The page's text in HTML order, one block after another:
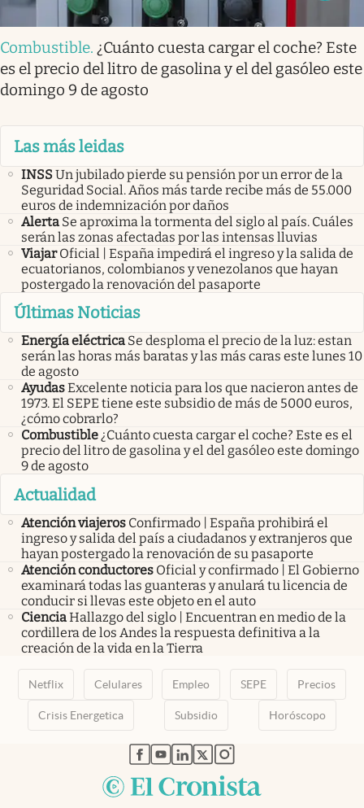
Combustible. ¿Cuánto cuesta cargar el coche? Este
es el precio del litro de gasolina y el del gasóleo este
domingo 9 de agosto
Las más leidas
INSSUn jubilado pierde su pensión por un error de la
Seguridad Social. Años más tarde recibe más de 55.000
euros de indemnización por daños
Alerta Se aproxima la tormenta del siglo al país. Cuáles
serán las zonas afectadas por las intensas lluvias
Viajar Oficial | España impedirá el ingreso y la salida de
ecuatorianos, colombianos y venezolanos que hayan
postergado la renovación del pasaporte
Últimas Noticias
Energía eléctrica Se desploma el precio de la luz: estan
serán las horas más baratas y las más caras este lunes 10
de agosto
AyudasExcelente noticia para los que nacieron antes de
1973. El SEPE tiene este subsidio de más de 5000 euros,
¿cómo cobrarlo?
Combustible¿Cuánto cuesta cargar el coche? Este es el
precio del litro de gasolina y el del gasóleo este domingo
9 de agosto
Actualidad
Atención viajeros Confirmado | España prohibirá el
ingreso y salida del país a ciudadanos y extranjeros que
hayan postergado la renovación de su pasaporte
Atención conductores Oficial y confirmado | El Gobierno
examinará todas las guanteras y anulará tu licencia de
conducir si llevas este objeto en el auto
CienciaHallazgo del siglo | Encuentran en medio de la
cordillera de los Andes la respuesta definitiva a la
creación de la vida en la Tierra
Netflix Celulares Empleo SEPE Precios
Crisis Energetica Subsidio Horóscopo
abre en nueva pestaña
abre en nueva pestaña
abre en nueva pestaña
abre en nueva pestaña
abre en nueva pestaña